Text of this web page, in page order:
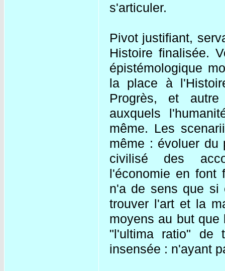
s'articuler.
Pivot justifiant,
Histoire finalisée.
épistémologique
la place à
Progrès, et
auxquels
même. Les
même : évoluer du
civilisé des
l'économie en font
n'a de sens que si
trouver l'art et la
moyens au but
"l'ultima ratio" de
insensée : n'ayant